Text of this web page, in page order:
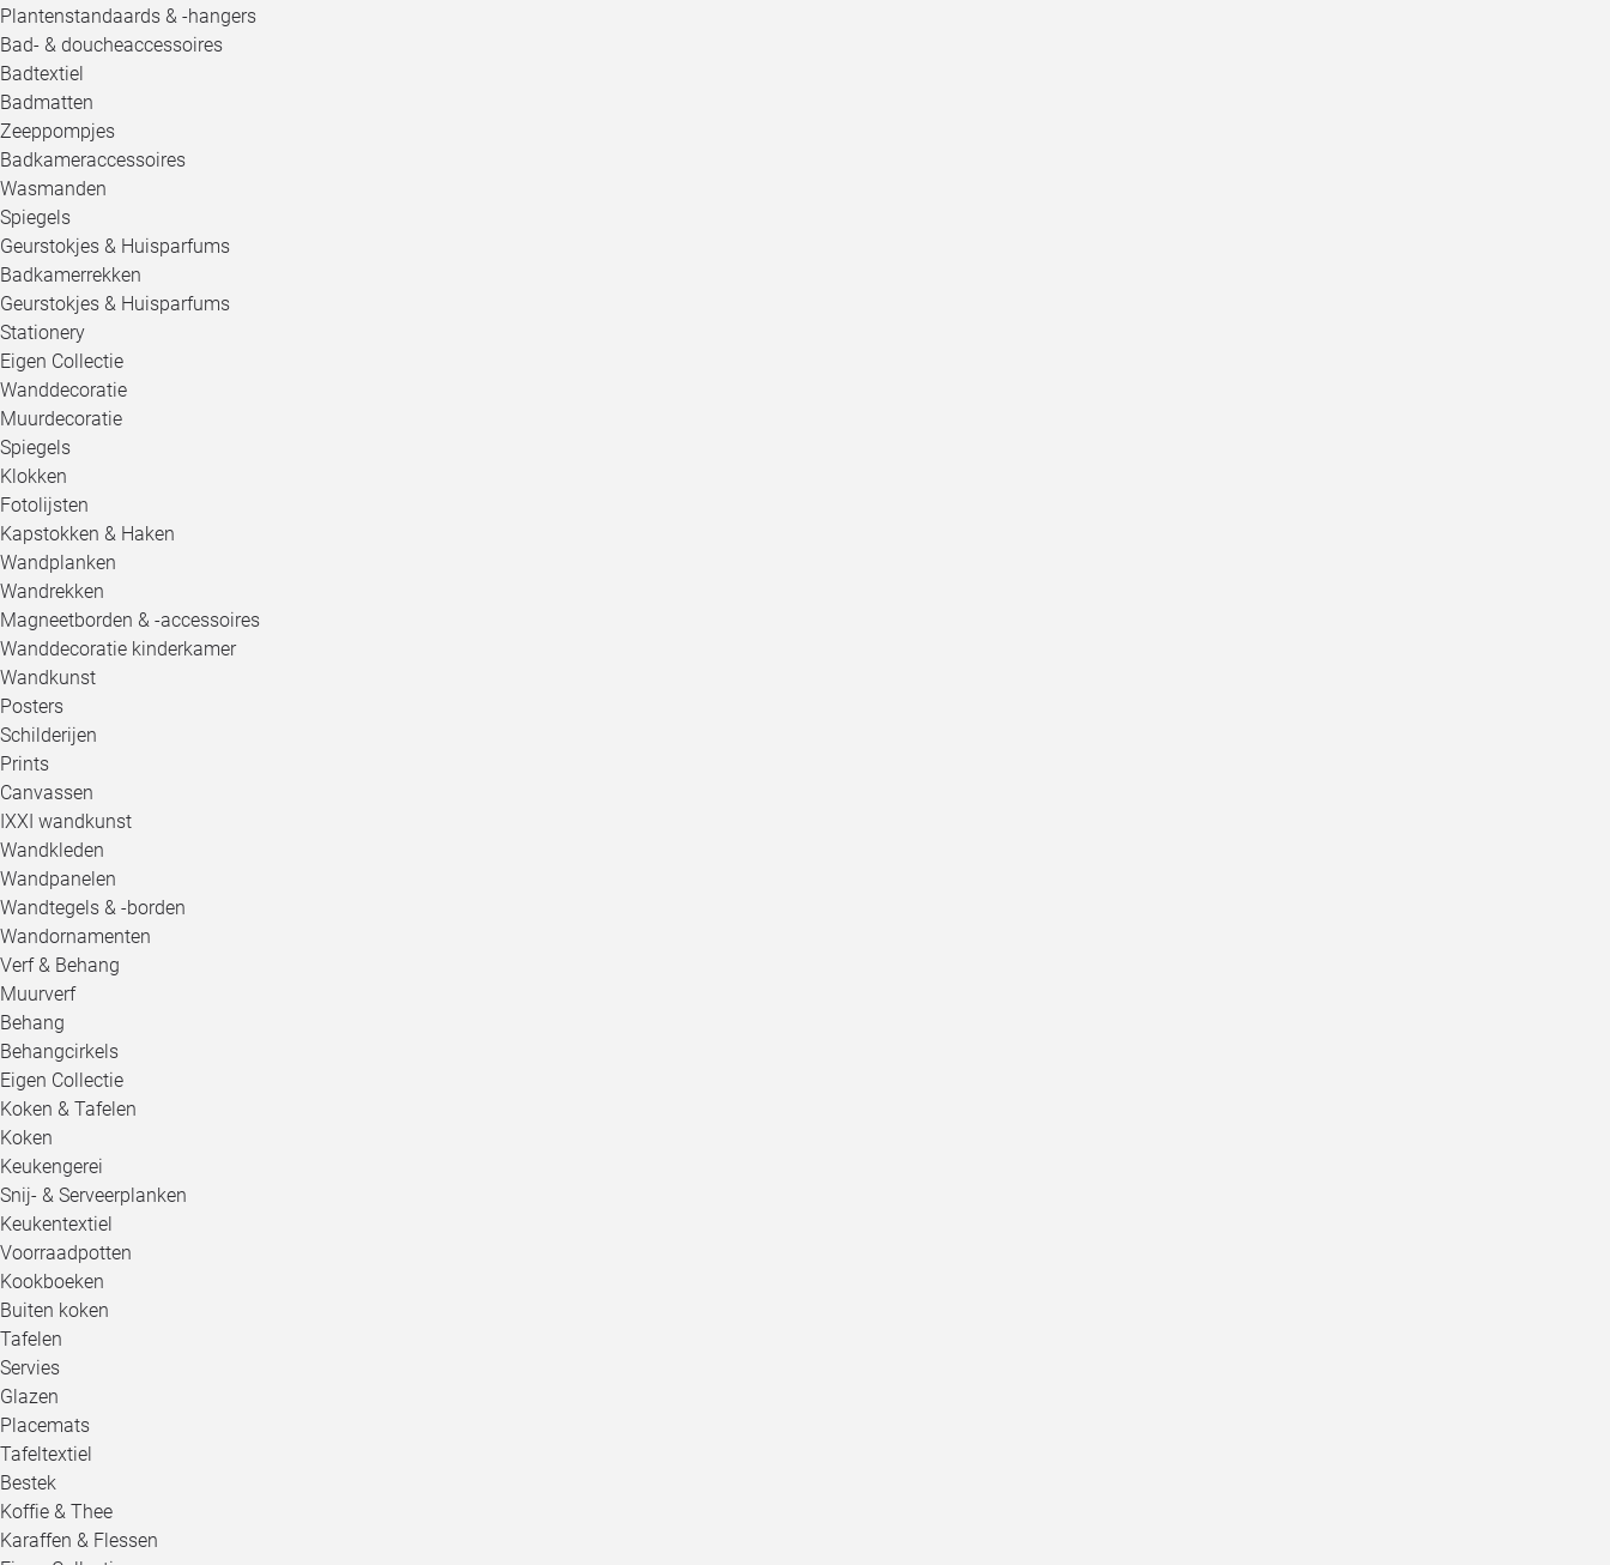
Plantenstandaards & -hangers
Bad- & doucheaccessoires
Badtextiel
Badmatten
Zeeppompjes
Badkameraccessoires
Wasmanden
Spiegels
Geurstokjes & Huisparfums
Badkamerrekken
Geurstokjes & Huisparfums
Stationery
Eigen Collectie
Wanddecoratie
Muurdecoratie
Spiegels
Klokken
Fotolijsten
Kapstokken & Haken
Wandplanken
Wandrekken
Magneetborden & -accessoires
Wanddecoratie kinderkamer
Wandkunst
Posters
Schilderijen
Prints
Canvassen
IXXI wandkunst
Wandkleden
Wandpanelen
Wandtegels & -borden
Wandornamenten
Verf & Behang
Muurverf
Behang
Behangcirkels
Eigen Collectie
Koken & Tafelen
Koken
Keukengerei
Snij- & Serveerplanken
Keukentextiel
Voorraadpotten
Kookboeken
Buiten koken
Tafelen
Servies
Glazen
Placemats
Tafeltextiel
Bestek
Koffie & Thee
Karaffen & Flessen